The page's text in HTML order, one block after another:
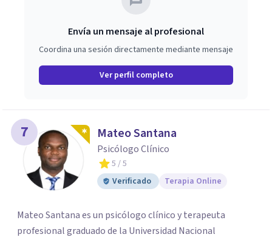
Envía un mensaje al profesional
Coordina una sesión directamente mediante mensaje
Ver perfil completo
7 Mateo Santana
Psicólogo Clínico
5 / 5
Verificado
Terapia Online
Mateo Santana es un psicólogo clínico y terapeuta
profesional graduado de la Universidad Nacional